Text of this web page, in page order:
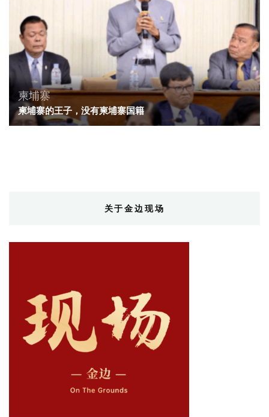
柬埔寨
柬埔寨的王子，没有柬埔寨国籍
关于金边现场